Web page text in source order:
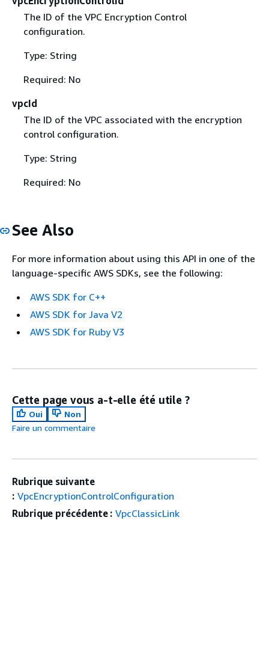
The ID of the VPC Encryption Control
configuration.
Type: String
Required: No
vpcId
The ID of the VPC associated with the encryption
control configuration.
Type: String
Required: No
See Also
For more information about using this API in one of the
language-specific AWS SDKs, see the following:
AWS SDK for C++
AWS SDK for Java V2
AWS SDK for Ruby V3
Cette page vous a-t-elle été utile ?
Oui
Non
Faire un commentaire
Rubrique suivante
: VpcEncryptionControlConfiguration
Rubrique précédente : VpcClassicLink